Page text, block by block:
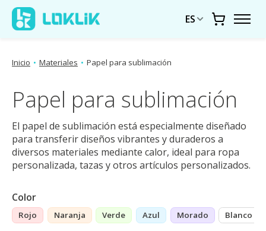
ES Carrito
Inicio • Materiales • Papel para sublimación
Papel para sublimación
El papel de sublimación está especialmente diseñado
para transferir diseños vibrantes y duraderos a
diversos materiales mediante calor, ideal para ropa
personalizada, tazas y otros artículos personalizados.
Color
Rojo Naranja Verde Azul Morado Blanco